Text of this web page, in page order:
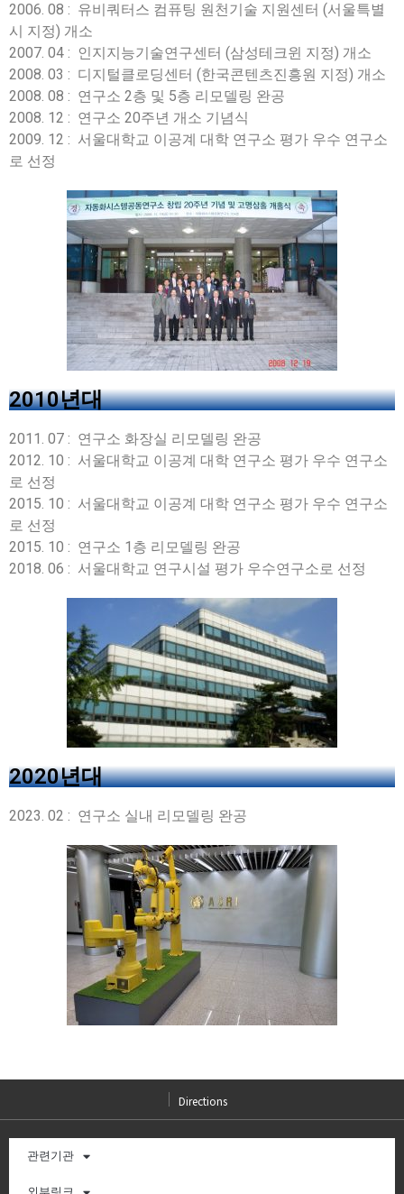
2006. 08 : 유비쿼터스 컴퓨팅 원천기술 지원센터 (서울특별
시 지정) 개소
2007. 04 : 인지지능기술연구센터 (삼성테크윈 지정) 개소
2008. 03 : 디지털클로딩센터 (한국콘텐츠진흥원 지정) 개소
2008. 08 : 연구소 2층 및 5층 리모델링 완공
2008. 12 : 연구소 20주년 개소 기념식
2009. 12 : 서울대학교 이공계 대학 연구소 평가 우수 연구소
로 선정
2010년대
2011. 07 : 연구소 화장실 리모델링 완공
2012. 10 : 서울대학교 이공계 대학 연구소 평가 우수 연구소
로 선정
2015. 10 : 서울대학교 이공계 대학 연구소 평가 우수 연구소
로 선정
2015. 10 : 연구소 1층 리모델링 완공
2018. 06 : 서울대학교 연구시설 평가 우수연구소로 선정
2020년대
2023. 02 : 연구소 실내 리모델링 완공
Directions
관련기관